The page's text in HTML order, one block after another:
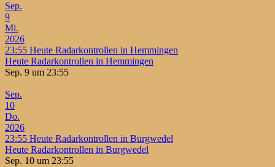
Sep.
9
Mi.
2026
23:55 Heute Radarkontrollen in Hemmingen
Heute Radarkontrollen in Hemmingen
Sep. 9 um 23:55
Sep.
10
Do.
2026
23:55 Heute Radarkontrollen in Burgwedel
Heute Radarkontrollen in Burgwedel
Sep. 10 um 23:55